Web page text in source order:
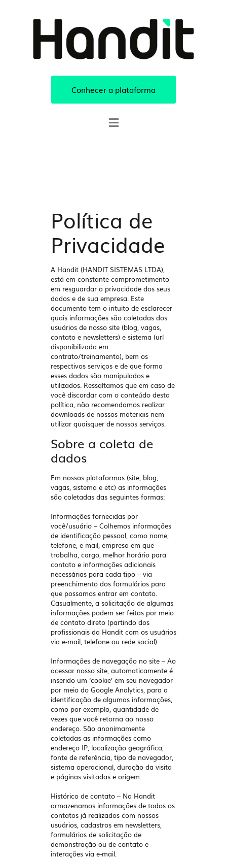
Conhecer a plataforma
Política de
Privacidade
A Handit (HANDIT SISTEMAS LTDA),
está em constante comprometimento
em resguardar a privacidade dos seus
dados e de sua empresa. Este
documento tem o intuito de esclarecer
quais informações são coletadas dos
usuários de nosso site (blog, vagas,
contato e newsletters) e sistema (url
disponibilizada em
contrato/treinamento), bem os
respectivos serviços e de que forma
esses dados são manipulados e
utilizados. Ressaltamos que em caso de
você discordar com o conteúdo desta
política, não recomendamos realizar
downloads de nossos materiais nem
utilizar quaisquer de nossos serviços.
Sobre a coleta de
dados
Em nossas plataformas (site, blog,
vagas, sistema e etc) as informações
são coletadas das seguintes formas:
Informações fornecidas por
você/usuário– Colhemos informações
de identificação pessoal, como nome,
telefone, e-mail, empresa em que
trabalha, cargo, melhor horário para
contato e informações adicionais
necessárias para cada tipo – via
preenchimento dos formulários para
que possamos entrar em contato.
Casualmente, a solicitação de algumas
informações podem ser feitas por meio
de contato direto (partindo dos
profissionais da Handit com os usuários
via e-mail, telefone ou rede social).
Informações de navegação no site– Ao
acessar nosso site, automaticamente é
inserido um ‘cookie’ em seu navegador
por meio do Google Analytics, para a
identificação de algumas informações,
como por exemplo, quantidade de
vezes que você retorna ao nosso
endereço. São anonimamente
coletadas as informações como
endereço IP, localização geográfica,
fonte de referência, tipo de navegador,
sistema operacional, duração da visita
e páginas visitadas e origem.
Histórico de contato– Na Handit
armazenamos informações de todos os
contatos já realizados com nossos
usuários, cadastros em newsletters,
formulários de solicitação de
demonstração ou de contato e
interações via e-mail.